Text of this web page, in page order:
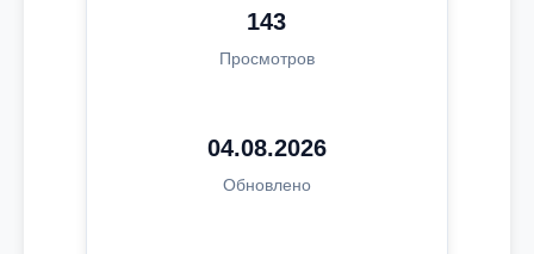
143
Просмотров
04.08.2026
Обновлено